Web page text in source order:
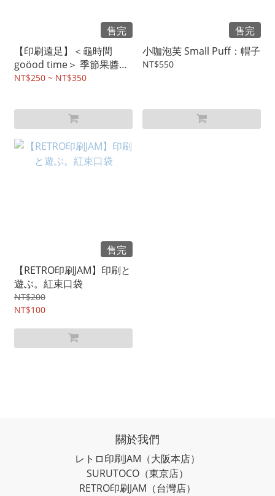
售完
【印刷遠足】＜龜時間
goöod time＞ 季節果醬
（瓶子裡的風土）
NT$250 ~ NT$350
售完
小咖泡芙 Small Puff：帽子
NT$550
售完
【RETRO印刷JAM】印刷と
遊ぶ。紅束口袋
NT$200
NT$100
關於我們
レトロ印刷JAM （大阪本店）
SURUTOCO （東京店）
RETRO印刷JAM （台灣店）